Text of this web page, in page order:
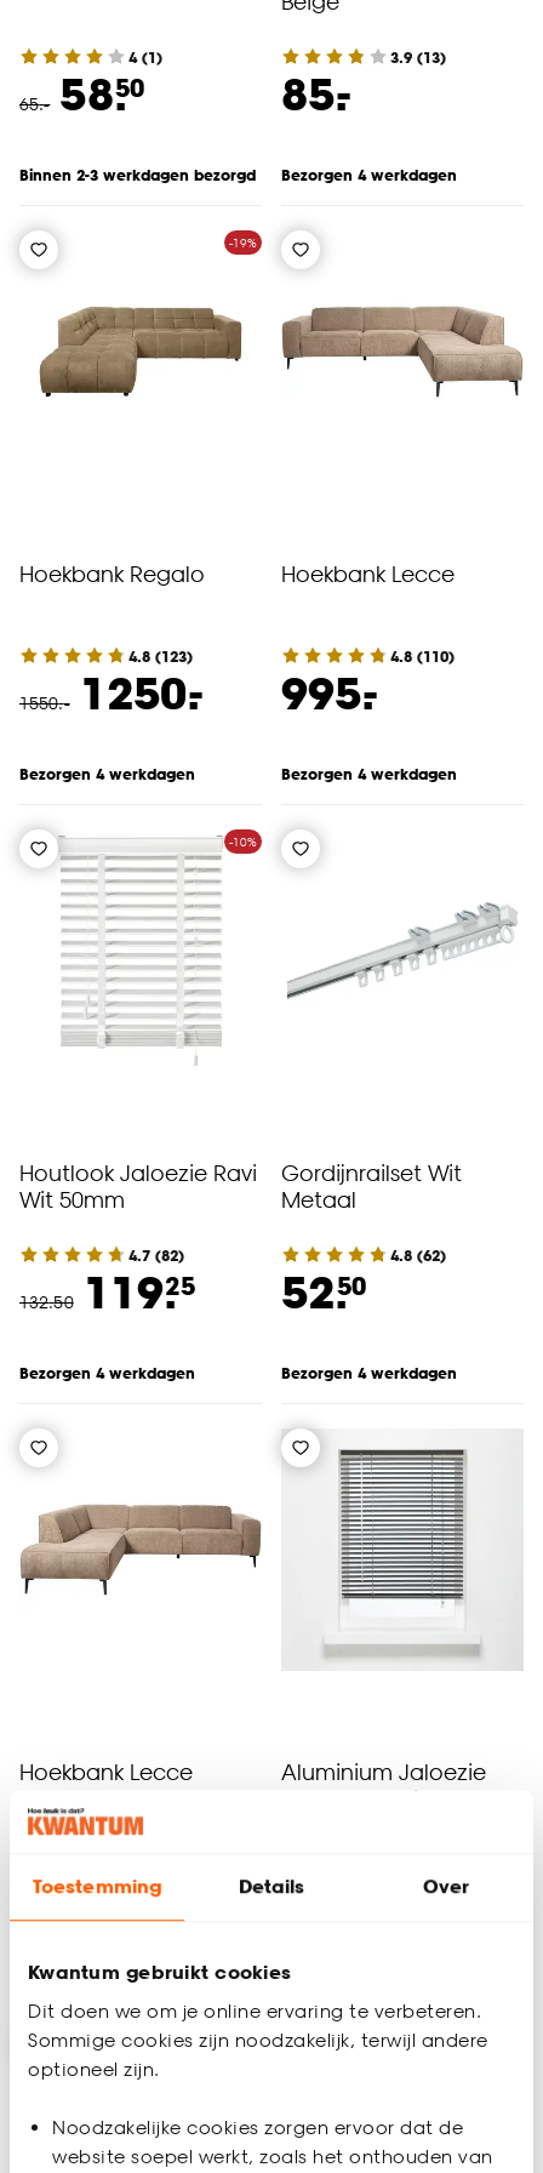
Toestemming Details Over
Kwantum gebruikt cookies
Dit doen we om je online ervaring te verbeteren.
Sommige cookies zijn noodzakelijk, terwijl andere
optioneel zijn.
Noodzakelijke cookies zorgen ervoor dat de
website soepel werkt, zoals het onthouden van
4(1)
65.- 58.50
Binnen 2-3 werkdagen bezorgd
3.9 (13)
85.
-
Bezorgen 4 werkdagen
-19%
Hoekbank Regalo
4.8 (123)
1550.- 1250.
-
Bezorgen 4 werkdagen
Hoekbank Lecce
4.8 (110)
995.
-
Bezorgen 4 werkdagen
-10%
Houtlook Jaloezie Ravi
Wit 50mm
4.7 (82)
132.50 119.25
Bezorgen 4 werkdagen
Gordijnrailset Wit
Metaal
4.8 (62)
52.50
Bezorgen 4 werkdagen
Hoekbank Lecce
995.
-
Bezorgen 4 werkdagen
Aluminium Jaloezie
Jade Antraciet 25mm
55.
Bezorgen 4 werkdagen